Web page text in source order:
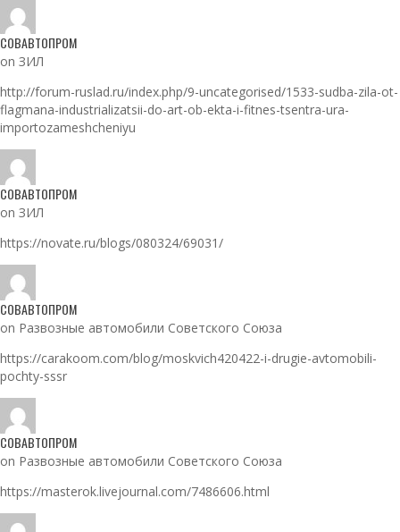
СОВАВТОПРОМ
on ЗИЛ
http://forum-ruslad.ru/index.php/9-uncategorised/1533-sudba-zila-ot-
flagmana-industrializatsii-do-art-ob-ekta-i-fitnes-tsentra-ura-
importozameshcheniyu
СОВАВТОПРОМ
on ЗИЛ
https://novate.ru/blogs/080324/69031/
СОВАВТОПРОМ
on Развозные автомобили Советского Союза
https://carakoom.com/blog/moskvich420422-i-drugie-avtomobili-
pochty-sssr
СОВАВТОПРОМ
on Развозные автомобили Советского Союза
https://masterok.livejournal.com/7486606.html